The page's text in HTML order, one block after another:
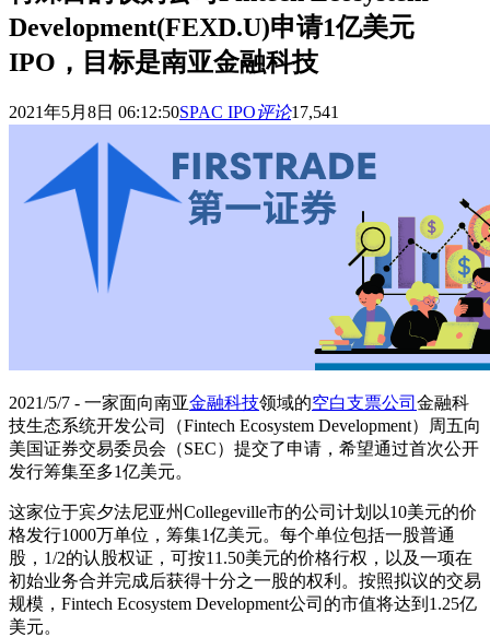
Development(FEXD.U)申请1亿美元
IPO，目标是南亚金融科技
2021年5月8日 06:12:50SPAC IPO评论17,541
2021/5/7 - 一家面向南亚金融科技领域的空白支票公司 金融科
技生态系统开发公司（Fintech Ecosystem Development）周五向
美国证券交易委员会（SEC）提交了申请，希望通过首次公开
发行筹集至多1亿美元。
这家位于宾夕法尼亚州Collegeville市的公司计划以10美元的价
格发行1000万单位，筹集1亿美元。每个单位包括一股普通
股，1/2的认股权证，可按11.50美元的价格行权，以及一项在
初始业务合并完成后获得十分之一股的权利。按照拟议的交易
规模，Fintech Ecosystem Development公司的市值将达到1.25亿
美元。